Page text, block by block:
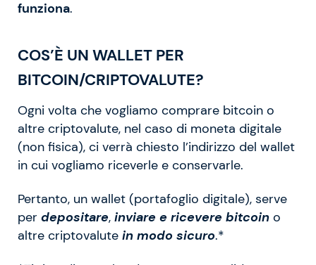
funziona.
COS’È UN WALLET PER
BITCOIN/CRIPTOVALUTE?
Ogni volta che vogliamo comprare bitcoin o
altre criptovalute, nel caso di moneta digitale
(non fisica), ci verrà chiesto l’indirizzo del wallet
in cui vogliamo riceverle e conservarle.
Pertanto, un wallet (portafoglio digitale), serve
per depositare, inviare e ricevere bitcoin o
altre criptovalute in modo sicuro.*